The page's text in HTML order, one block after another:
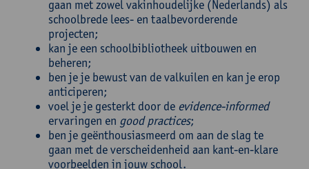
gaan met zowel vakinhoudelijke (Nederlands) als
schoolbrede lees- en taalbevorderende
projecten;
kan je een schoolbibliotheek uitbouwen en
beheren;
ben je je bewust van de valkuilen en kan je erop
anticiperen;
voel je je gesterkt door de evidence-informed
ervaringen en good practices;
ben je geënthousiasmeerd om aan de slag te
gaan met de verscheidenheid aan kant-en-klare
voorbeelden in jouw school.